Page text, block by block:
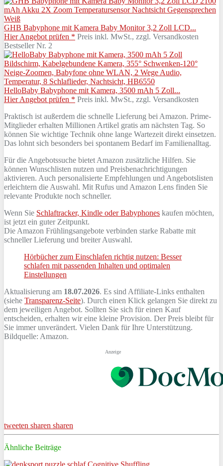
GHB Babyphone mit Kamera Baby Monitor 3,2 Zoll LCD...
Hier Angebot prüfen * Preis inkl. MwSt., zzgl. Versandkosten
Bestseller Nr. 2
HelloBaby Babyphone mit Kamera, 3500 mAh 5 Zoll...
Hier Angebot prüfen * Preis inkl. MwSt., zzgl. Versandkosten
Praktisch ist außerdem die schnelle Lieferung bei Amazon. Prime-
Mitglieder erhalten Millionen Artikel gratis am nächsten Tag. So
können Sie wichtige Technik ohne lange Wartezeit direkt einsetzen.
Das lohnt sich besonders bei spontanem Bedarf im Familienalltag.
Für die Angebotssuche bietet Amazon zusätzliche Hilfen. Sie
können Wunschlisten nutzen und Preisbenachrichtigungen
aktivieren. Auch personalisierte Empfehlungen und Angebotslisten
erleichtern die Auswahl. Mit Rufus und Amazon Lens finden Sie
relevante Produkte noch schneller.
Wenn Sie Schlaftracker, Kindle oder Babyphones kaufen möchten,
ist jetzt ein guter Zeitpunkt.
Die Amazon Frühlingsangebote verbinden starke Rabatte mit
schneller Lieferung und breiter Auswahl.
Hörbücher zum Einschlafen richtig nutzen: Besser
schlafen mit passenden Inhalten und optimalen
Einstellungen
Aktualisierung am 18.07.2026. Es sind Affiliate-Links enthalten
(siehe Transparenz-Seite). Durch einen Klick gelangen Sie direkt zu
dem jeweiligen Angebot. Sollten Sie sich für einen Kauf
entscheiden, erhalten wir eine kleine Provision. Der Preis bleibt für
Sie immer unverändert. Vielen Dank für Ihre Unterstützung.
Bildquelle: Amazon.
Anzeige
tweeten sharen sharen
Ähnliche Beiträge